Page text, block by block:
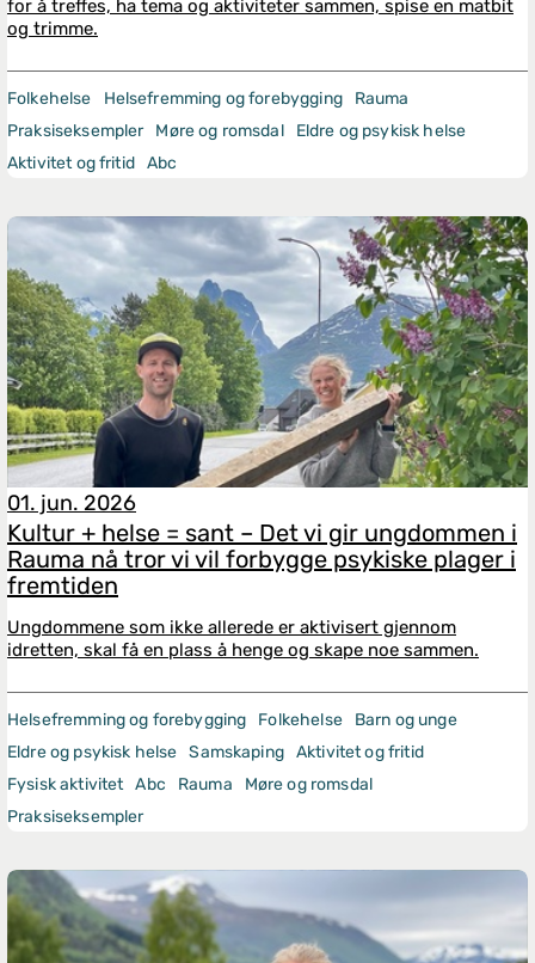
for å treffes, ha tema og aktiviteter sammen, spise en matbit
og trimme.
Folkehelse Helsefremming og forebygging
Rauma
Praksiseksempler
Møre og romsdal
Eldre og psykisk helse
Aktivitet og fritid Abc
01. jun. 2026
Kultur + helse = sant – Det vi gir ungdommen i
Rauma nå tror vi vil forbygge psykiske plager i
fremtiden
Ungdommene som ikke allerede er aktivisert gjennom
idretten, skal få en plass å henge og skape noe sammen.
Helsefremming og forebygging Folkehelse
Barn og unge
Eldre og psykisk helse
Samskaping Aktivitet og fritid
Fysisk aktivitet Abc Rauma
Møre og romsdal
Praksiseksempler